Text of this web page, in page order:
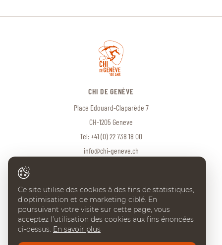
CHI DE GENÈVE
Place Edouard-Claparède 7
CH-1205 Geneve
Tel:+41 (0) 22 738 18 00
info@chi-geneve.ch
© 2026 CHI de Genève. Tous droits réservés
Created with♥byArtionet· Generated with IceCube2.Net
Ce site utilise des cookies à des fins de statistiques,
d’optimisation et de marketing ciblé. En
poursuivant votre visite sur cette page, vous
acceptez l’utilisation des cookies aux fins énoncées
ci-dessus. En savoir plus